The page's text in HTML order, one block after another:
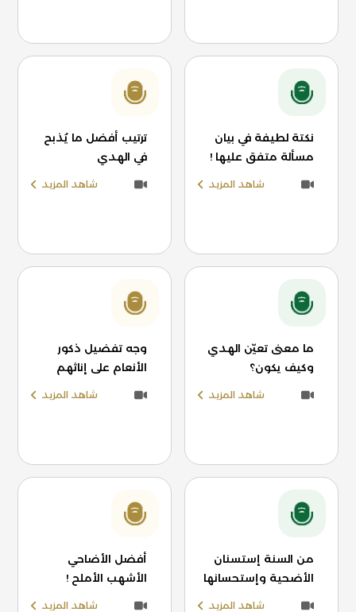
نكتة لطيفة في بيان
مسألة متفق عليها !
شاهد المزيد
ترتيب أفضل ما يُذبح
في الهدي
شاهد المزيد
ما معنى تعيّن الهدي
وكيف يكون؟
شاهد المزيد
وجه تفضيل ذكور
الأنعام على إناثهم
شاهد المزيد
من السنة إستسنان
الأضحية وإستحسانها
شاهد المزيد
أفضل الأضاحي
الأشهب الأملح !
شاهد المزيد